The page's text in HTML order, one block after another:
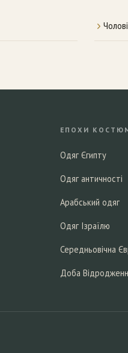
ЕПОХИ
Одяг Єгипту
Одяг античності
Арабський одяг
Одяг Ізраїлю
Середньовічна
Доба